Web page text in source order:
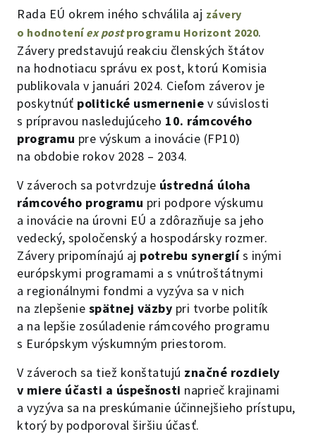
Rada EÚ okrem iného schválila aj závery
o hodnotení ex postprogramu Horizont 2020.
Závery predstavujú reakciu členských štátov
na hodnotiacu správu ex post, ktorú Komisia
publikovala v januári 2024. Cieľom záverov je
poskytnúť politické usmernenie v súvislosti
s prípravou nasledujúceho 10. rámcového
programu pre výskum a inovácie (FP10)
na obdobie rokov 2028 – 2034.
V záveroch sa potvrdzuje ústredná úloha
rámcového programu pri podpore výskumu
a inovácie na úrovni EÚ a zdôrazňuje sa jeho
vedecký, spoločenský a hospodársky rozmer.
Závery pripomínajú aj potrebu synergiís inými
európskymi programami a s vnútroštátnymi
a regionálnymi fondmi a vyzýva sa v nich
na zlepšenie spätnej väzby pri tvorbe politík
a na lepšie zosúladenie rámcového programu
s Európskym výskumným priestorom.
V záveroch sa tiež konštatujú značné rozdiely
v miere účasti a úspešnosti naprieč krajinami
a vyzýva sa na preskúmanie účinnejšieho prístupu,
ktorý by podporoval širšiu účasť.